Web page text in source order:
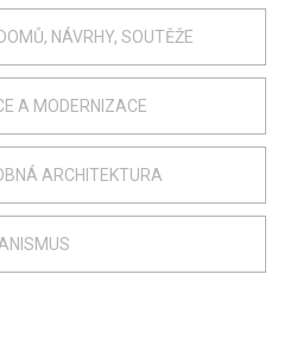
NÁVRHY, SOUTĚŽE
A MODERNIZACE
ARCHITEKTURA